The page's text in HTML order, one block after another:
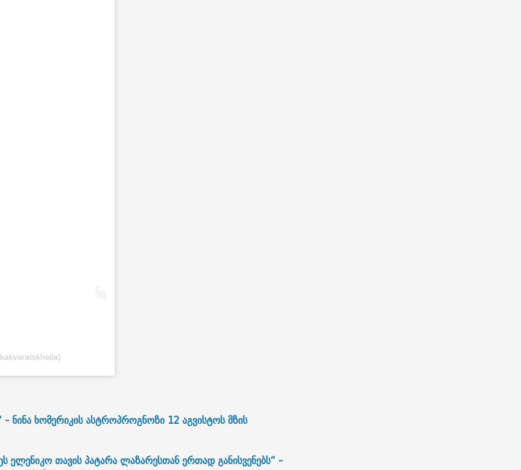
ნინა ხომერიკის ასტროპროგნოზი 12 აგვისტოს მზის
ელენიკო თავის პატარა ლაზარესთან ერთად განისვენებს“ -